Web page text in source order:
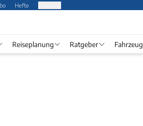
Hefte
Reiseplanung Ratgeber